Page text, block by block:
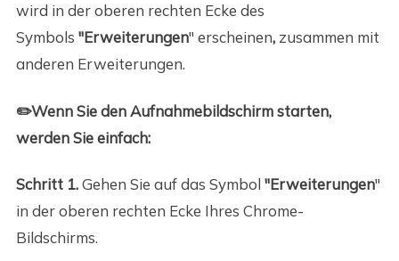
wird in der oberen rechten Ecke des
Symbols "Erweiterungen" erscheinen,zusammen mit
anderen Erweiterungen.
✏️Wenn Sie den Aufnahmebildschirm starten,
werden Sie einfach:
Schritt 1.Gehen Sie auf das Symbol "Erweiterungen"
in der oberen rechten Ecke Ihres Chrome-
Bildschirms.